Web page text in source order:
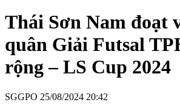
Thái Sơn Nam đoạt
quân Giải Futsal
rộng – LS Cup 2024
SGGPO 25/08/2024 20:42